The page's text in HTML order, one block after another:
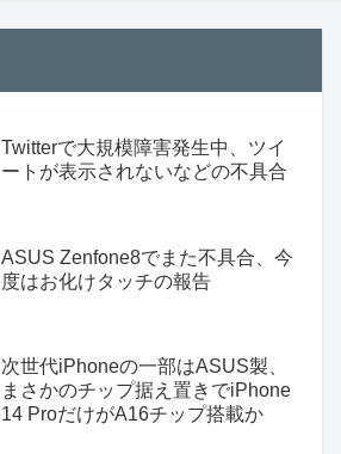
Twitterで大規模障害発生中、ツイ
ートが表示されないなどの不具合
ASUS Zenfone8でまた不具合、今
度はお化けタッチの報告
次世代iPhoneの一部はASUS製、
まさかのチップ据え置きでiPhone
14 ProだけがA16チップ搭載か